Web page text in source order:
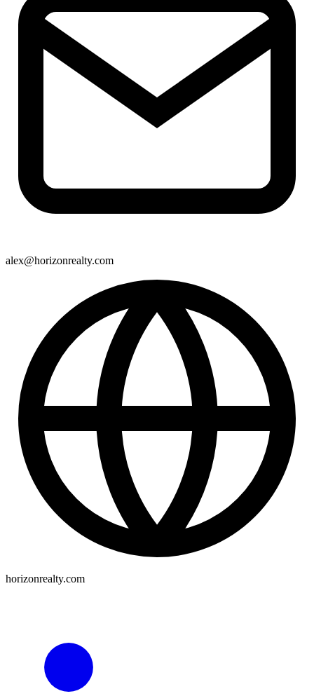
alex@horizonrealty.com
horizonrealty.com